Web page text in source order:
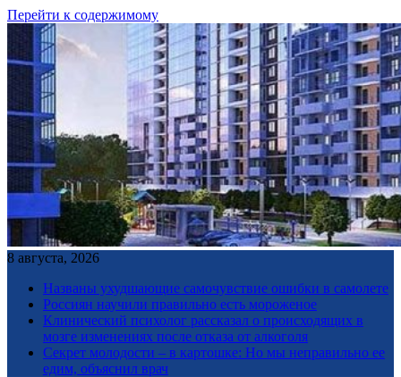
Перейти к содержимому
8 августа, 2026
Названы ухудшающие самочувствие ошибки в самолете
Россиян научили правильно есть мороженое
Клинический психолог рассказал о происходящих в
мозге изменениях после отказа от алкоголя
Секрет молодости – в картошке: Но мы неправильно ее
едим, объяснил врач